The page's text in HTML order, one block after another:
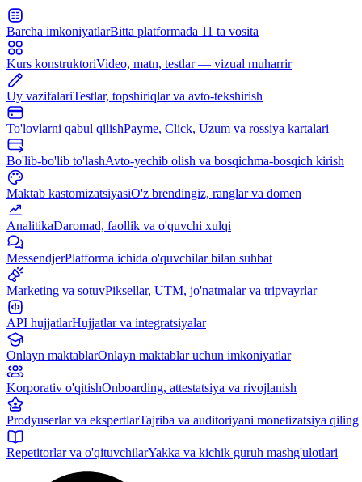
Barcha imkoniyatlarBitta platformada 11 ta vosita
Kurs konstruktoriVideo, matn, testlar — vizual muharrir
Uy vazifalariTestlar, topshiriqlar va avto-tekshirish
To'lovlarni qabul qilishPayme, Click, Uzum va rossiya kartalari
Bo'lib-bo'lib to'lashAvto-yechib olish va bosqichma-bosqich kirish
Maktab kastomizatsiyasiO'z brendingiz, ranglar va domen
AnalitikaDaromad, faollik va o'quvchi xulqi
MessendjerPlatforma ichida o'quvchilar bilan suhbat
Marketing va sotuvPiksellar, UTM, jo'natmalar va tripvayrlar
API hujjatlarHujjatlar va integratsiyalar
Onlayn maktablarOnlayn maktablar uchun imkoniyatlar
Korporativ o'qitishOnboarding, attestatsiya va rivojlanish
Prodyuserlar va ekspertlarTajriba va auditoriyani monetizatsiya qiling
Repetitorlar va o'qituvchilarYakka va kichik guruh mashg'ulotlari